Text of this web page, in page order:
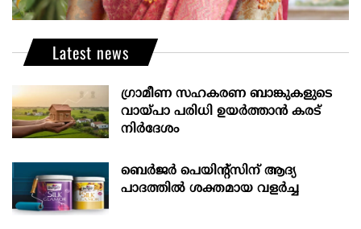
Latest news
ഗ്രാമീണ സഹകരണ ബാങ്കുകളുടെ
വായ്പാ പരിധി ഉയർത്താൻ കരട്
നിർദേശം
ബെർജർ പെയിന്റ്സിന് ആദ്യ
പാദത്തിൽ ശക്തമായ വളർച്ച